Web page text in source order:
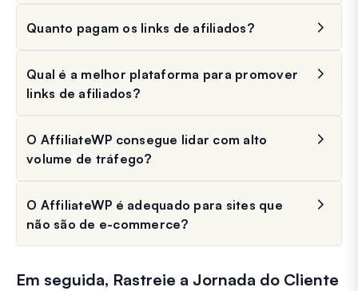
Quanto pagam os links de afiliados?
Qual é a melhor plataforma para promover
links de afiliados?
O AffiliateWP consegue lidar com alto
volume de tráfego?
O AffiliateWP é adequado para sites que
não são de e-commerce?
Em seguida, Rastreie a Jornada do Cliente